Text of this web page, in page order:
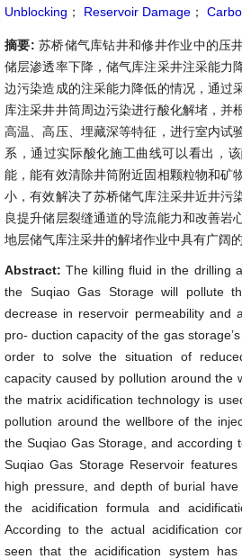
Unblocking ； Reservoir Damage ；
摘要: 苏桥储气库钻井和修井作业中的压
储层渗透率下降，储气库注采井注采能力
边污染造成的注采能力降低的情况，通过
库注采井井筒周边污染进行酸化解堵，并
高温、高压、埋藏深等特征，进行室内试
系，通过实际酸化施工曲线可以看出，
能，能有效清除井筒附近固相颗粒物和矿
小，有效解决了苏桥储气库注采井近井污
良提升储层裂缝通道的导流能力和改善岩
地层储气库注采井的解堵作业中具有广阔
Abstract:The killing fluid in the drilling
the Suqiao Gas Storage will pollute
decrease in reservoir permeability and
pro- duction capacity of the gas
order to solve the situation of
capacity caused by pollution around the
the matrix acidification technology is
pollution around the wellbore of the
the Suqiao Gas Storage, and according
Suqiao Gas Storage Reservoir
high pressure, and depth of burial
the acidification formula and
According to the actual acidification
seen that the acidification system